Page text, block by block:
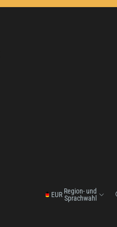
EUR Region- und
Sprachwahl